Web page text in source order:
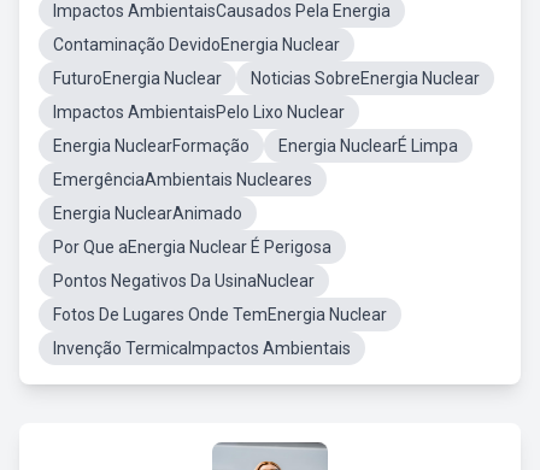
Impactos AmbientaisCausados Pela Energia
Contaminação DevidoEnergia Nuclear
FuturoEnergia Nuclear
Noticias SobreEnergia Nuclear
Impactos AmbientaisPelo Lixo Nuclear
Energia NuclearFormação
Energia NuclearÉ Limpa
EmergênciaAmbientais Nucleares
Energia NuclearAnimado
Por Que aEnergia Nuclear É Perigosa
Pontos Negativos Da UsinaNuclear
Fotos De Lugares Onde TemEnergia Nuclear
Invenção TermicaImpactos Ambientais